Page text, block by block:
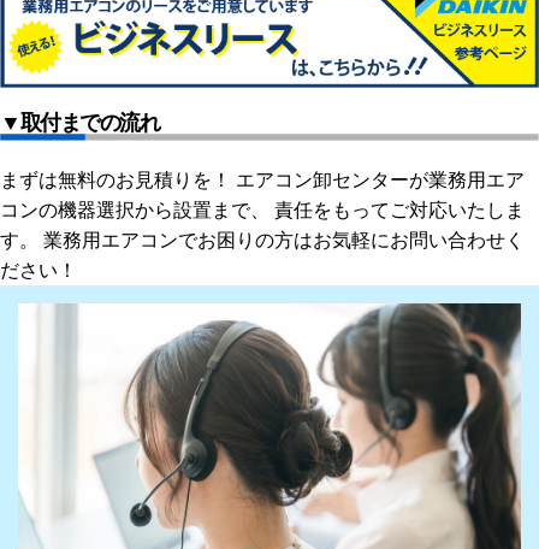
▼取付までの流れ
まずは無料のお見積りを！ エアコン卸センターが業務用エア
コンの機器選択から設置まで、 責任をもってご対応いたしま
す。 業務用エアコンでお困りの方はお気軽にお問い合わせく
ださい！